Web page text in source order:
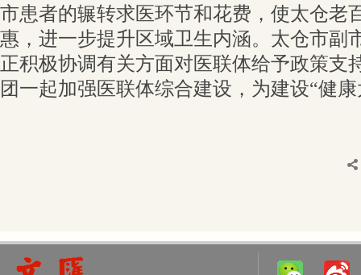
市患者的辗转求医环节和花费，使太仓老
惠，进一步提升区域卫生内涵。太仓市副
正积极协调有关方面对医联体给予政策支
团一起加强医联体综合建设，为建设“健